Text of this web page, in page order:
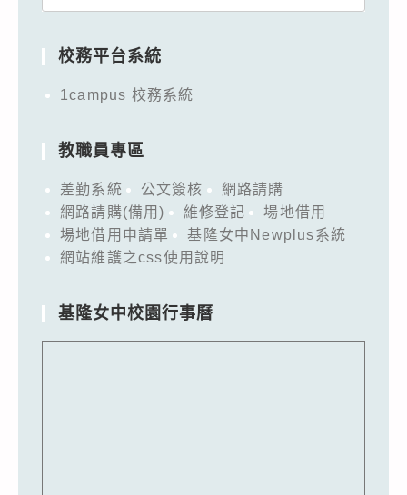
校務平台系統
1campus 校務系統
教職員專區
差勤系統 公文簽核
網路請購
網路請購(備用)
維修登記
場地借用
場地借用申請單
基隆女中Newplus系統
網站維護之css使用說明
基隆女中校園行事曆